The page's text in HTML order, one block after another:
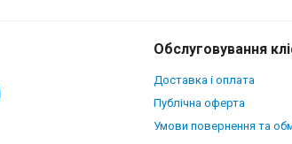
Обслуговування
Доставка і оплата
Публічна оферта
Умови повернення та